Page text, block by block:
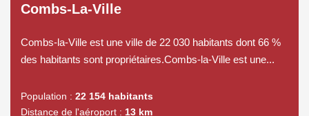
Combs-La-Ville
Combs-la-Ville est une ville de 22 030 habitants dont 66 %
des habitants sont propriétaires.Combs-la-Ville est une...
Population : 22 154 habitants
Distance de l'aéroport : 13 km